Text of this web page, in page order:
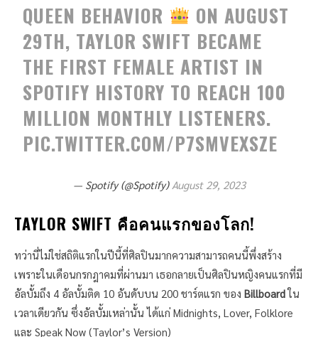
QUEEN BEHAVIOR
ON AUGUST
29TH, TAYLOR SWIFT BECAME
THE FIRST FEMALE ARTIST IN
SPOTIFY HISTORY TO REACH 100
MILLION MONTHLY LISTENERS.
PIC.TWITTER.COM/P7SMVEXSZE
— Spotify (@Spotify) August 29, 2023
TAYLOR SWIFT คือคนแรกของโลก!
ทว่านี่ไม่ใช่สถิติแรกในปีนี้ที่ศิลปินมากความสามารถคนนี้พึ่งสร้าง
เพราะในเดือนกรกฎาคมที่ผ่านมา เธอกลายเป็นศิลปินหญิงคนแรกที่มี
อัลบั้มถึง 4 อัลบั้มติด 10 อันดับบน 200 ชาร์ตแรก ของ Billboardใน
เวลาเดียวกัน ซึ่งอัลบั้มเหล่านั้น ได้แก่ Midnights, Lover, Folklore
และ Speak Now (Taylor’s Version)